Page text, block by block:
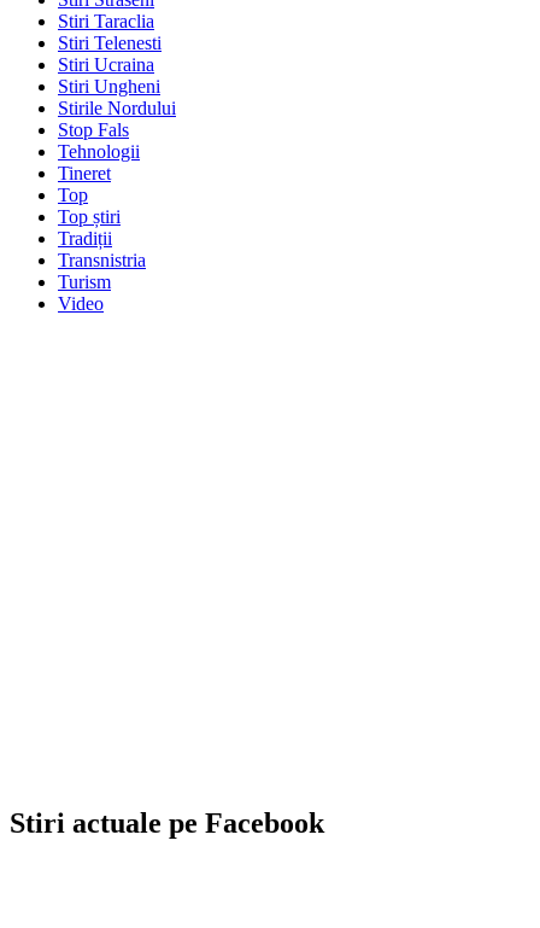
Stiri Taraclia
Stiri Telenesti
Stiri Ucraina
Stiri Ungheni
Stirile Nordului
Stop Fals
Tehnologii
Tineret
Top
Top știri
Tradiții
Transnistria
Turism
Video
Stiri actuale pe Facebook